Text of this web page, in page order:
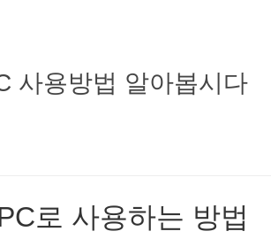
사용방법 알아봅시다
로 사용하는 방법